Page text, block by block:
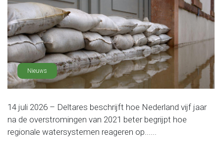
Nieuws
14 juli 2026 – Deltares beschrijft hoe Nederland vijf jaar
na de overstromingen van 2021 beter begrijpt hoe
regionale watersystemen reageren op......